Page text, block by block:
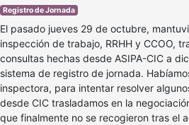
Registro de Jornada
El pasado jueves 29 de octubre,
inspección de trabajo, RRHH y CCOO,
consultas hechas desde ASIPA-CIC a
sistema de registro de jornada.
inspectora, para intentar resolver
desde CIC trasladamos en la
que finalmente no se recogieron tras el